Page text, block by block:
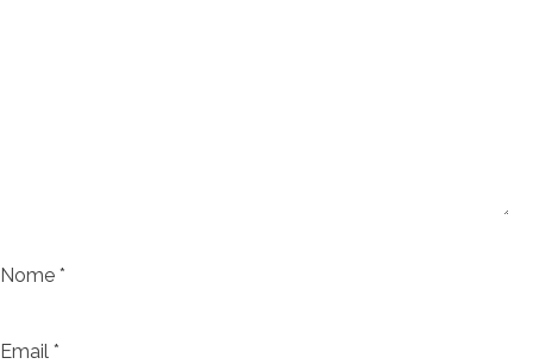
Nome *
Email *